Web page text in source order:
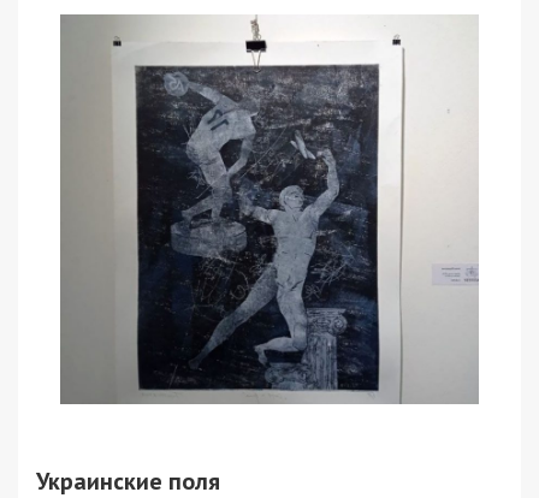
Украинские поля